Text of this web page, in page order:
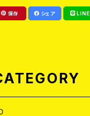
保存 シェア LINE